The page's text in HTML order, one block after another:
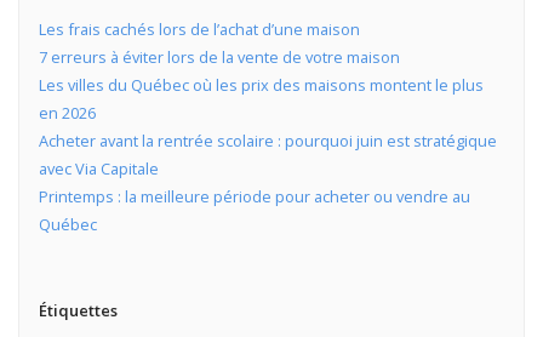
Les frais cachés lors de l’achat d’une maison
7 erreurs à éviter lors de la vente de votre maison
Les villes du Québec où les prix des maisons montent le plus
en 2026
Acheter avant la rentrée scolaire : pourquoi juin est stratégique
avec Via Capitale
Printemps : la meilleure période pour acheter ou vendre au
Québec
Étiquettes